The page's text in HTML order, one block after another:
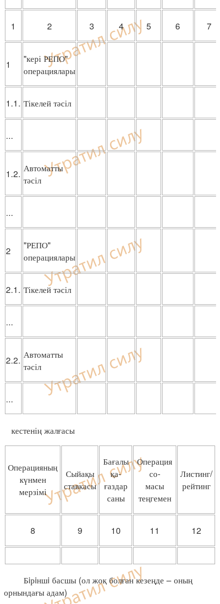
1 2 3 4 5 6 7
1
"кері РЕПО"
операциялары
1.1. Тікелей тәсіл
...
1.2. Автоматты
тәсіл
...
2
"РЕПО"
операциялары
2.1. Тікелей тәсіл
...
2.2. Автоматты
тәсіл
...
кестенің жалғасы
Операцияның
күнмен
мерзімі
Сыйақы
ставкасы
Бағалы
қа-
ғаздар
саны
Операция
со-
масы
теңгемен
Листинг/
рейтинг
8 9 10 11 12
Бiрiншi басшы (ол жоқ болған кезеңде – оның
орнындағы адам)